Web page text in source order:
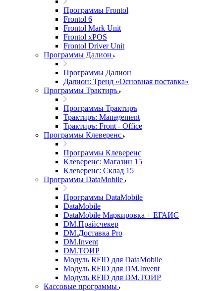
Программы Frontol
Frontol 6
Frontol Mark Unit
Frontol xPOS
Frontol Driver Unit
Программы Далион
Программы Далион
Далион: Тренд «Основная поставка»
Программы Трактиръ
Программы Трактиръ
Трактиръ: Management
Трактиръ: Front - Office
Программы Клеверенс
Программы Клеверенс
Клеверенс: Магазин 15
Клеверенс: Склад 15
Программы DataMobile
Программы DataMobile
DataMobile
DataMobile Маркировка + ЕГАИС
DM.Прайсчекер
DM.Доставка Pro
DM.Invent
DM.ТОИР
Модуль RFID для DataMobile
Модуль RFID для DM.Invent
Модуль RFID для DM.ТОИР
Кассовые программы